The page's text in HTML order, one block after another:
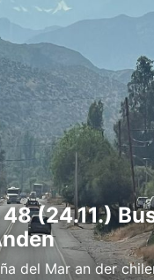
(24.11.)
del Mar an der